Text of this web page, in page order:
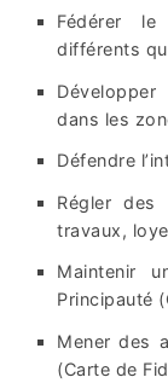
Fédérer
différents
Développer
dans les
Défendre
Régler des
travaux,
Maintenir
Principauté
Mener des
(Carte de